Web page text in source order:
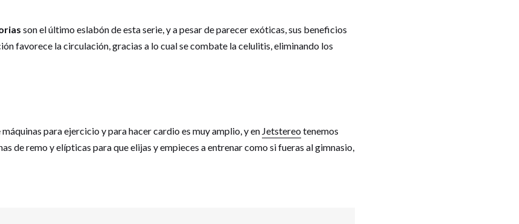
son el último eslabón de esta serie, y a pesar de parecer exóticas, sus beneficios
favorece la circulación, gracias a lo cual se combate la celulitis, eliminando los
para ejercicio y para hacer cardio es muy amplio, y en Jetstereotenemos
de remo y elípticas para que elijas y empieces a entrenar como si fueras al gimnasio,